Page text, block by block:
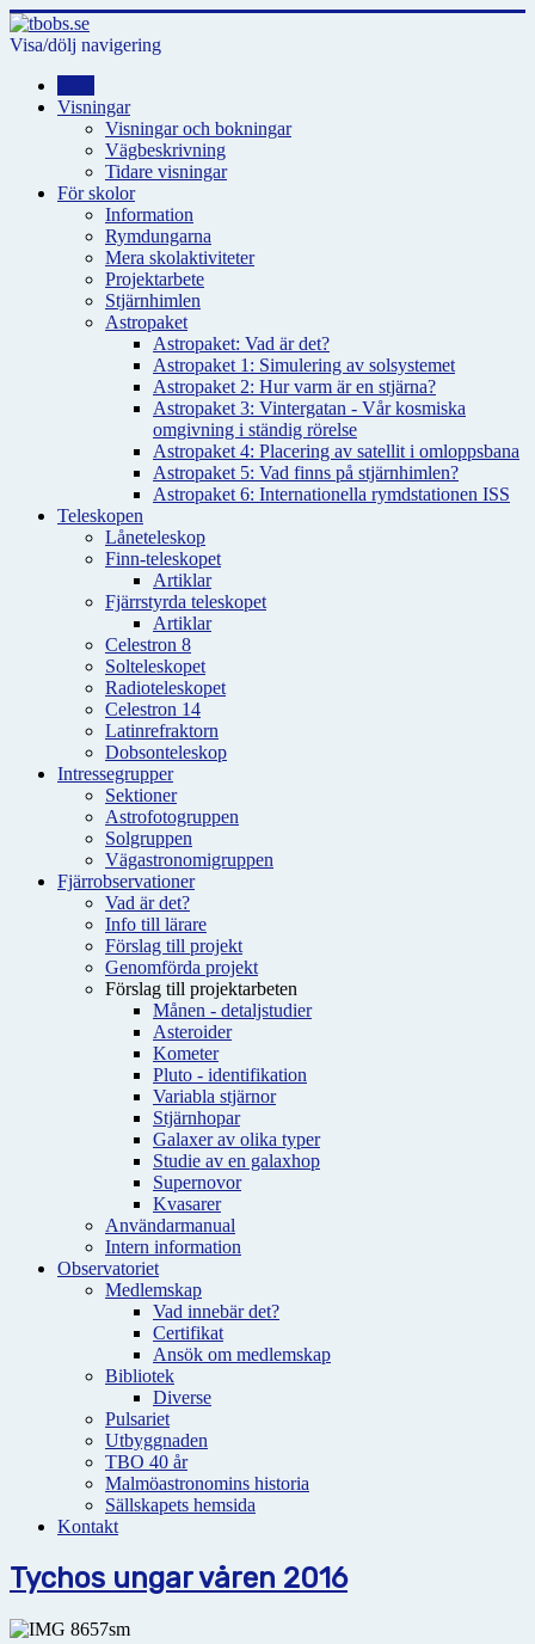
Visa/dölj navigering
Visningar
Visningar och bokningar
Vägbeskrivning
Tidare visningar
För skolor
Information
Rymdungarna
Mera skolaktiviteter
Projektarbete
Stjärnhimlen
Astropaket
Astropaket: Vad är det?
Astropaket 1: Simulering av solsystemet
Astropaket 2: Hur varm är en stjärna?
Astropaket 3: Vintergatan - Vår kosmiska
omgivning i ständig rörelse
Astropaket 4: Placering av satellit i omloppsbana
Astropaket 5: Vad finns på stjärnhimlen?
Astropaket 6: Internationella rymdstationen ISS
Teleskopen
Låneteleskop
Finn-teleskopet
Artiklar
Fjärrstyrda teleskopet
Artiklar
Celestron 8
Solteleskopet
Radioteleskopet
Celestron 14
Latinrefraktorn
Dobsonteleskop
Intressegrupper
Sektioner
Astrofotogruppen
Solgruppen
Vägastronomigruppen
Fjärrobservationer
Vad är det?
Info till lärare
Förslag till projekt
Genomförda projekt
Förslag till projektarbeten
Månen - detaljstudier
Asteroider
Kometer
Pluto - identifikation
Variabla stjärnor
Stjärnhopar
Galaxer av olika typer
Studie av en galaxhop
Supernovor
Kvasarer
Användarmanual
Intern information
Observatoriet
Medlemskap
Vad innebär det?
Certifikat
Ansök om medlemskap
Bibliotek
Diverse
Pulsariet
Utbyggnaden
TBO 40 år
Malmöastronomins historia
Sällskapets hemsida
Kontakt
Tychos ungar våren 2016